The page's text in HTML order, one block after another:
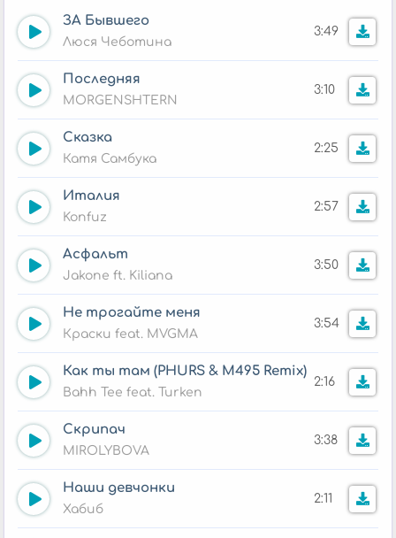
ЗА Бывшего
Люся Чеботина
3:49
Последняя
MORGENSHTERN
3:10
Сказка
Катя Самбука
2:25
Италия
Konfuz
2:57
Асфальт
Jakone ft. Kiliana
3:50
Не трогайте меня
Краски feat. MVGMA
3:54
Как ты там (PHURS & M495 Remix)
Bahh Tee feat. Turken
2:16
Скрипач
MIROLYBOVA
3:38
Наши девчонки
Хабиб
2:11